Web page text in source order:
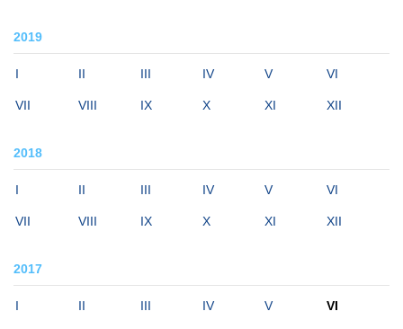
2019
I II III IV V VI
VII VIII IX X XI XII
2018
I II III IV V VI
VII VIII IX X XI XII
2017
I II III IV V VI